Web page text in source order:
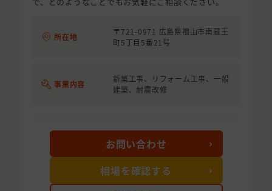
所在地
〒721-0971 広島県福山市南蔵王
町5丁目5番21号
事業内容
新築工事、リフォーム工事、一般
建築、耐震改修
お問い合わせ
相場を確認する